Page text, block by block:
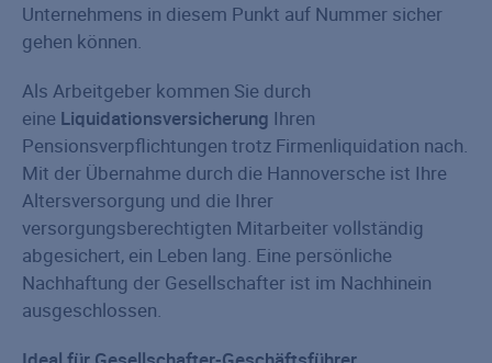
Unternehmens in diesem Punkt auf Nummer sicher
gehen können.
Als Arbeitgeber kommen Sie durch
eine Liquidationsversicherung Ihren
Pensionsverpflichtungen trotz Firmenliquidation nach.
Mit der Übernahme durch die Hannoversche ist Ihre
Altersversorgung und die Ihrer
versorgungsberechtigten Mitarbeiter vollständig
abgesichert, ein Leben lang. Eine persönliche
Nachhaftung der Gesellschafter ist im Nachhinein
ausgeschlossen.